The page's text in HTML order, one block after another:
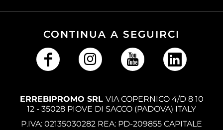
CONTINUA A SEGUIRCI
ERREBIPROMO SRL VIA COPERNICO 4/D 8 10
12 - 35028 PIOVE DI SACCO (PADOVA) ITALY
P.IVA: 02135030282 REA: PD-209855 CAPITALE